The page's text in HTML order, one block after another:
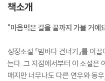
책소개
"마음먹은 길을 끝까지 가볼 거예
성장소설 『밤바다 건너기』를 이
는다. 그 지점에서부터 이 소설은
매지만 너무나도 다른 연우와 동